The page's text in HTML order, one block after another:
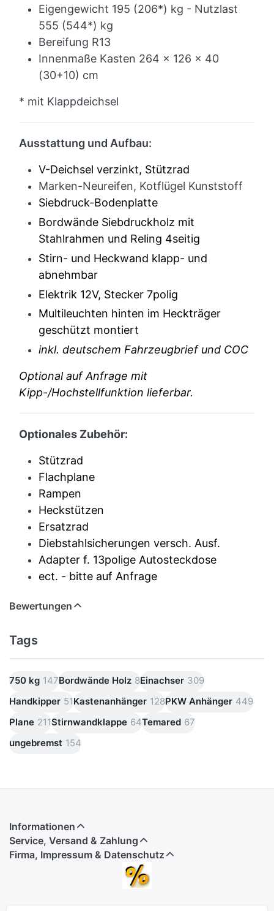
Eigengewicht 195 (206*) kg - Nutzlast
555 (544*) kg
Bereifung R13
Innenmaße Kasten 264 x 126 x 40
(30+10) cm
* mit Klappdeichsel
Ausstattung und Aufbau:
V-Deichsel verzinkt, Stützrad
Marken-Neureifen, Kotflügel Kunststoff
Siebdruck-Bodenplatte
Bordwände Siebdruckholz mit
Stahlrahmen und Reling 4seitig
Stirn- und Heckwand klapp- und
abnehmbar
Elektrik 12V, Stecker 7polig
Multileuchten hinten im Heckträger
geschützt montiert
inkl. deutschem Fahrzeugbrief und COC
Optional auf Anfrage mit
Kipp-/Hochstellfunktion lieferbar.
Optionales Zubehör:
Stützrad
Flachplane
Rampen
Heckstützen
Ersatzrad
Diebstahlsicherungen versch. Ausf.
Adapter f. 13polige Autosteckdose
ect. - bitte auf Anfrage
Bewertungen
Tags
750 kg 147Bordwände Holz 8Einachser 309
Handkipper 51Kastenanhänger 128PKW Anhänger 449
Plane 211Stirnwandklappe 64Temared 67
ungebremst 154
Informationen
Service, Versand & Zahlung
Firma, Impressum & Datenschutz